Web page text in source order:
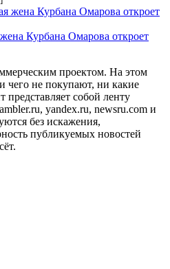
Курбана Омарова откроет
проектом. На этом
чего не покупают, ни какие
представляет собой ленту
yandex.ru, newsru.com и
без искажения,
публикуемых новостей